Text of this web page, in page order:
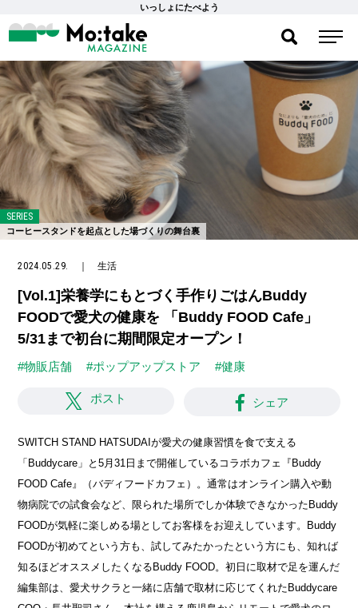
いっしょにたべよう
SERIES
コーヒースタンドを起点とした場づくりの舞台裏
2024.05.29. ｜生活
[Vol.1]栄養学にもとづく手作りごはんBuddy
FOODで愛犬の健康を 「Buddy FOOD Cafe」
5/31まで初台に期間限定オープン！
#物販店舗 #ポップアップストア #健康
ポスト シェア
SWITCH STAND HATSUDAIが愛犬の健康習慣を食で支える
「Buddycare」と5月31日まで開催しているコラボカフェ『Buddy
FOOD Cafe』（バディフードカフェ）。通常はオンライン購入や動
物病院での試食会など、限られた場所でしか体験できなかったBuddy
FOODが気軽に楽しめる場としてお客様をお迎えしています。Buddy
FOODが初めてという方も、試してみたかったという方にも、知れば
知るほどオススメしたくなるBuddy FOOD。初日に取材で足を運んだ
編集部は、愛犬サクラと一緒に店舗で取材に応じてくれたBuddycare